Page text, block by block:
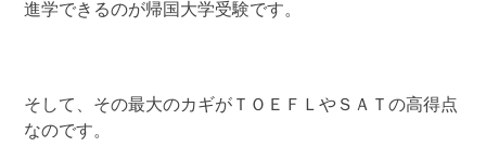
進学できるのが帰国大学受験です。
そして、その最大のカギがＴＯＥＦＬやＳＡＴの高得点
なのです。